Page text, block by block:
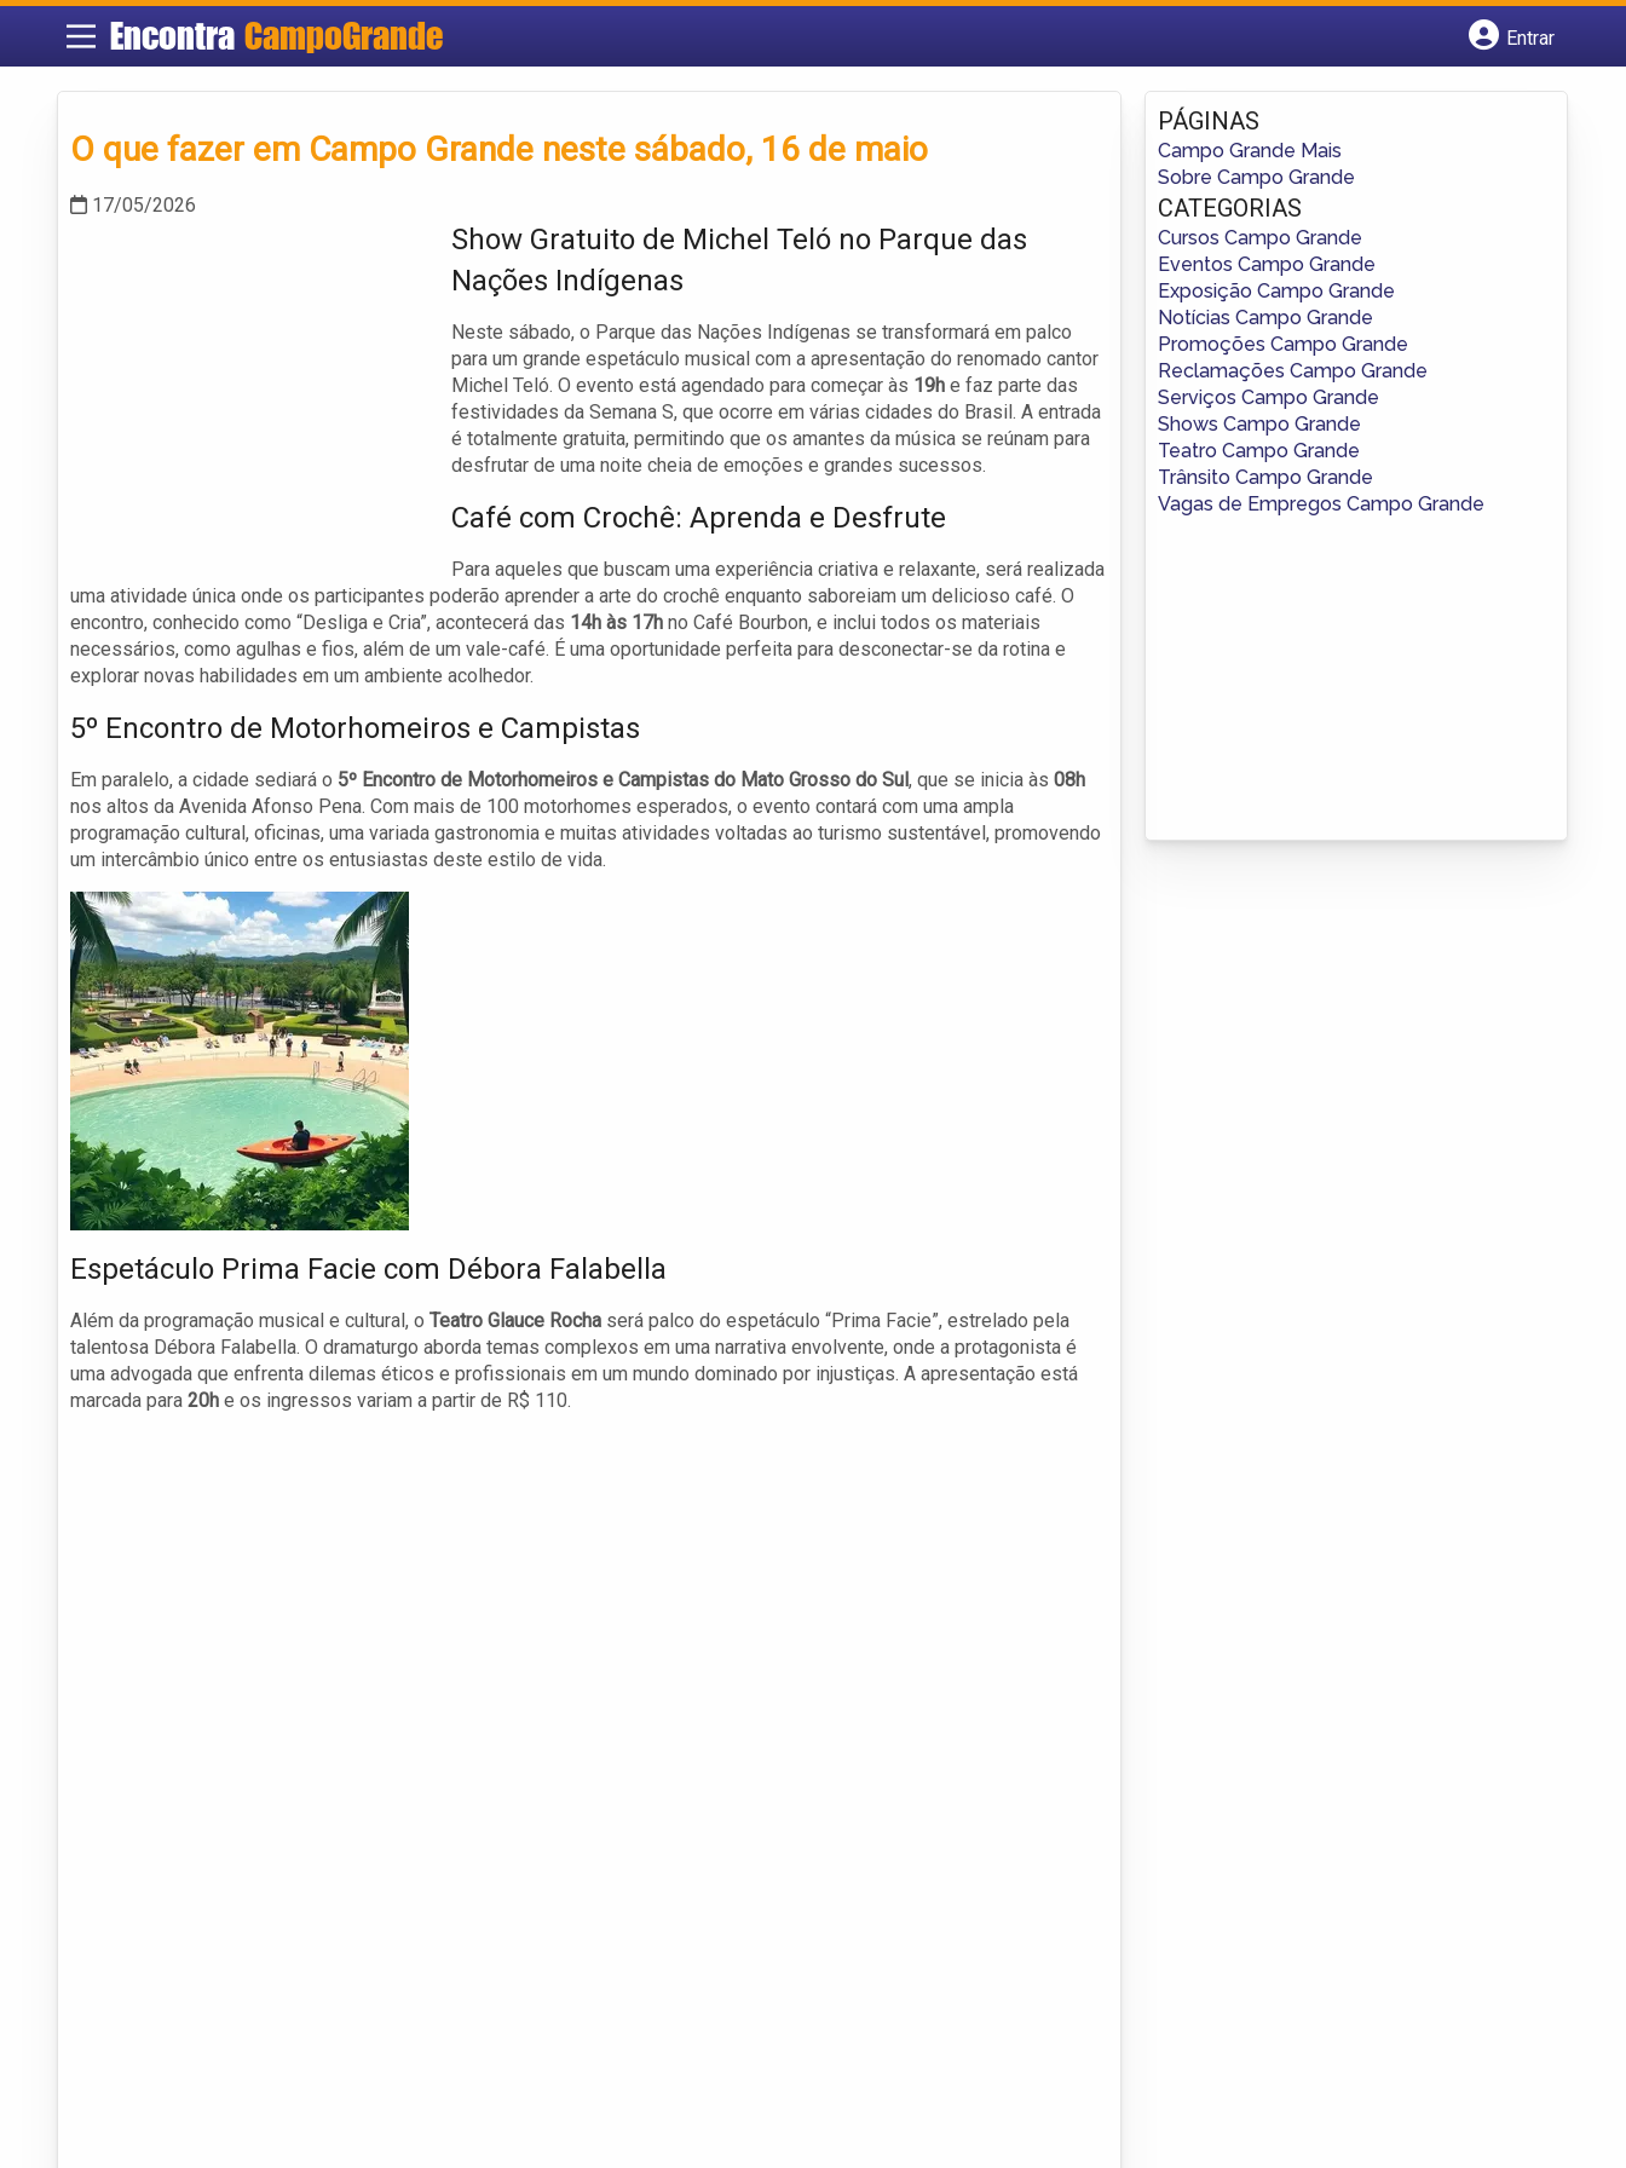
Encontra CampoGrande
Entrar
Fazer login
Criar conta
O que fazer em Campo Grande neste sábado, 16 de maio
17/05/2026
Show Gratuito de Michel Teló no Parque das
Nações Indígenas
Neste sábado, o Parque das Nações Indígenas se transformará em palco
para um grande espetáculo musical com a apresentação do renomado cantor
Michel Teló. O evento está agendado para começar às 19h e faz parte das
festividades da Semana S, que ocorre em várias cidades do Brasil. A entrada
é totalmente gratuita, permitindo que os amantes da música se reúnam para
desfrutar de uma noite cheia de emoções e grandes sucessos.
Café com Crochê: Aprenda e Desfrute
Para aqueles que buscam uma experiência criativa e relaxante, será realizada
uma atividade única onde os participantes poderão aprender a arte do crochê enquanto saboreiam um delicioso café. O
encontro, conhecido como “Desliga e Cria”, acontecerá das 14h às 17h no Café Bourbon, e inclui todos os materiais
necessários, como agulhas e fios, além de um vale-café. É uma oportunidade perfeita para desconectar-se da rotina e
explorar novas habilidades em um ambiente acolhedor.
5º Encontro de Motorhomeiros e Campistas
Em paralelo, a cidade sediará o 5º Encontro de Motorhomeiros e Campistas do Mato Grosso do Sul , que se inicia às 08h
nos altos da Avenida Afonso Pena. Com mais de 100 motorhomes esperados, o evento contará com uma ampla
programação cultural, oficinas, uma variada gastronomia e muitas atividades voltadas ao turismo sustentável, promovendo
um intercâmbio único entre os entusiastas deste estilo de vida.
Espetáculo Prima Facie com Débora Falabella
Além da programação musical e cultural, o Teatro Glauce Rocha será palco do espetáculo “Prima Facie”, estrelado pela
talentosa Débora Falabella. O dramaturgo aborda temas complexos em uma narrativa envolvente, onde a protagonista é
uma advogada que enfrenta dilemas éticos e profissionais em um mundo dominado por injustiças. A apresentação está
marcada para 20h e os ingressos variam a partir de R$ 110.
PÁGINAS
Campo Grande Mais
Sobre Campo Grande
CATEGORIAS
Cursos Campo Grande
Eventos Campo Grande
Exposição Campo Grande
Notícias Campo Grande
Promoções Campo Grande
Reclamações Campo Grande
Serviços Campo Grande
Shows Campo Grande
Teatro Campo Grande
Trânsito Campo Grande
Vagas de Empregos Campo Grande